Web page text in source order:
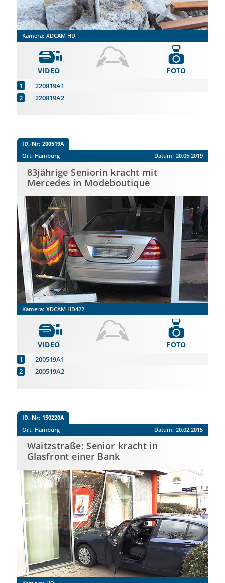
Kamera: XDCAM HD
VIDEO
220819A1
220819A2
FOTO
ID.-Nr: 200519A
Ort: Hamburg Datum: 20.05.2019
83jährige Seniorin kracht mit
Mercedes in Modeboutique
Kamera: XDCAM HD422
VIDEO
200519A1
200519A2
FOTO
ID.-Nr: 150220A
Ort: Hamburg Datum: 20.02.2015
Waitzstraße: Senior kracht in
Glasfront einer Bank